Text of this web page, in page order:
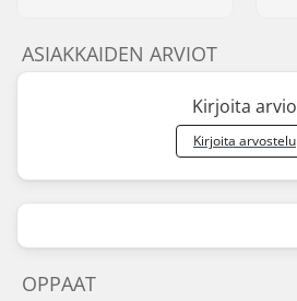
ASIAKKAIDEN ARVIOT
Kirjoita arvio
Kirjoita arvostelu
OPPAAT